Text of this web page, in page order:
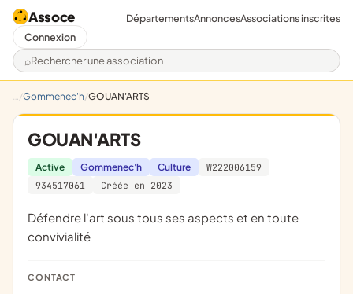
Assoce
Rechercher une association
DépartementsAnnoncesAssociations inscrites
Connexion
Gommenec'h GOUAN'ARTS
GOUAN'ARTS
Active Gommenec'h Culture
W222006159
934517061
Créée en 2023
défendre l'art sous tous ses aspects et en toute
convivialité
CONTACT